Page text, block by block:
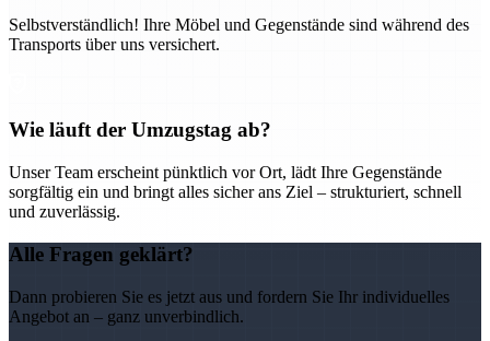
Selbstverständlich! Ihre Möbel und Gegenstände sind während des
Transports über uns versichert.
Wie läuft der Umzugstag ab?
Unser Team erscheint pünktlich vor Ort, lädt Ihre Gegenstände
sorgfältig ein und bringt alles sicher ans Ziel – strukturiert, schnell
und zuverlässig.
Alle Fragen geklärt?
Dann probieren Sie es jetzt aus und fordern Sie Ihr individuelles
Angebot an – ganz unverbindlich.